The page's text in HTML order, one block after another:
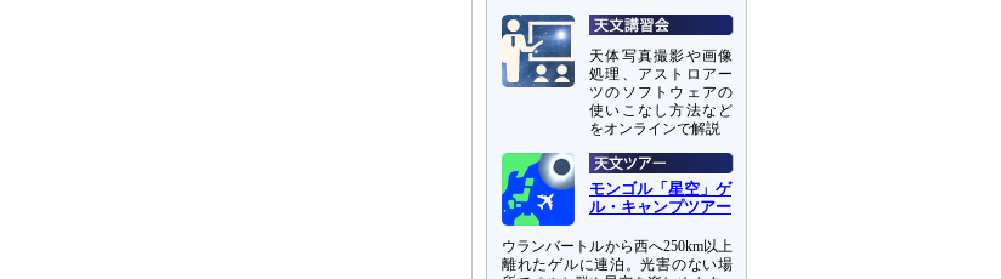
天体写真撮影や画像
処理、アストロアー
ツのソフトウェアの
使いこなし方法など
をオンラインで解説
モンゴル「星空」ゲ
ル・キャンプツアー
ウランバートルから西へ250km以上
離れたゲルに連泊。光害のない場